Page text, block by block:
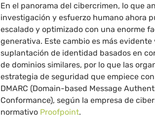
En el panorama del cibercrimen, lo que
investigación y esfuerzo humano ahora
escalado y optimizado con una enorme
generativa. Este cambio es más
suplantación de identidad basados en
de dominios similares, por lo que las
estrategia de seguridad que empiece
DMARC (Domain-based Message
Conformance), según la empresa de
normativo Proofpoint.